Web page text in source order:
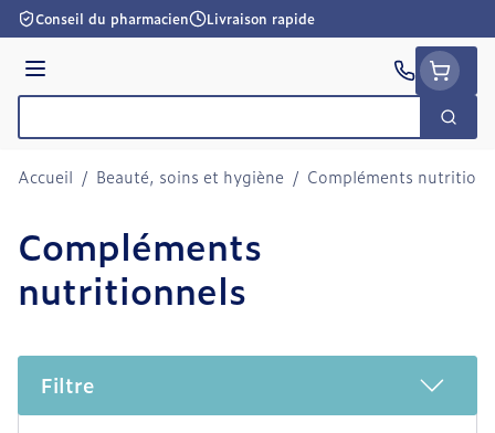
Aller au contenu
Conseil du pharmacien Livraison rapide
Menu
Accueil / Beauté, soins et hygiène / Compléments
Compléments
nutritionnels
Filtre